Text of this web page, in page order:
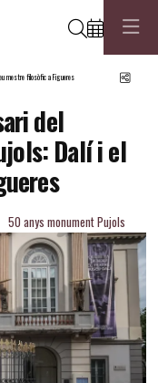
Cerca
mestre filosòfic a Figueres
del
Dalí i el
50 anys monument Pujols